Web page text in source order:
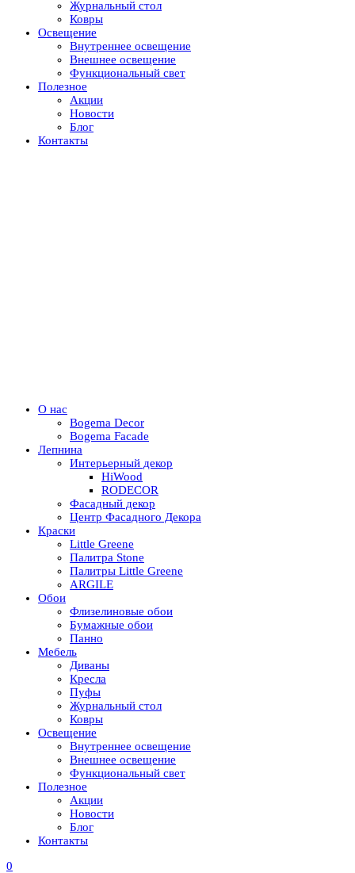
Журнальный стол
Ковры
Освещение
Внутреннее освещение
Внешнее освещение
Функциональный свет
Полезное
Акции
Новости
Блог
Контакты
О нас
Bogema Decor
Bogema Facade
Лепнина
Интерьерный декор
HiWood
RODECOR
Фасадный декор
Центр Фасадного Декора
Краски
Little Greene
Палитра Stone
Палитры Little Greene
ARGILE
Обои
Флизелиновые обои
Бумажные обои
Панно
Мебель
Диваны
Кресла
Пуфы
Журнальный стол
Ковры
Освещение
Внутреннее освещение
Внешнее освещение
Функциональный свет
Полезное
Акции
Новости
Блог
Контакты
0